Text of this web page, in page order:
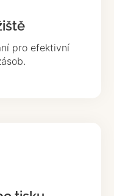
pro efektivní